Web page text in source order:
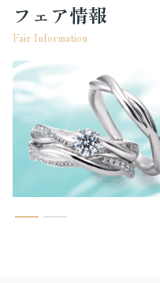
フェア情報
Fair Information